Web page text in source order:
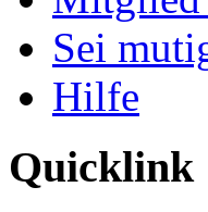
Sei
Hilfe
Quicklink